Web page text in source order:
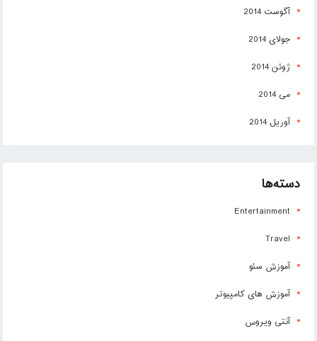
آگوست 2014
جولای 2014
ژوئن 2014
می 2014
آوریل 2014
دسته‌ها
Entertainment
Travel
آموزش سئو
آموزش های کامپیوتر
آنتی ویروس